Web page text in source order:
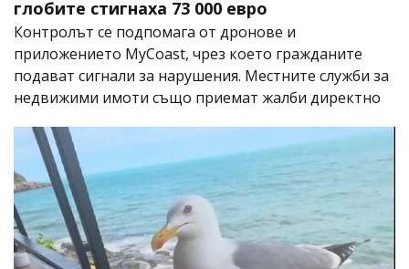
глобите стигнаха 73 000 евро
Контролът се подпомага от дронове и
приложението MyCoast, чрез което гражданите
подават сигнали за нарушения. Местните служби за
недвижими имоти също приемат жалби директно